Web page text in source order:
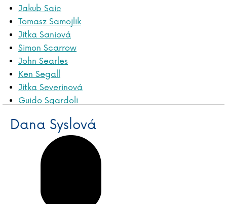
Jakub Saic
Tomasz Samojlik
Jitka Saniová
Simon Scarrow
John Searles
Ken Segall
Jitka Severinová
Guido Sgardoli
Jasmin Schlaich
Vera Schmidtová
Gudrun Schmitt
Jiří Schwarz
Dana Syslová